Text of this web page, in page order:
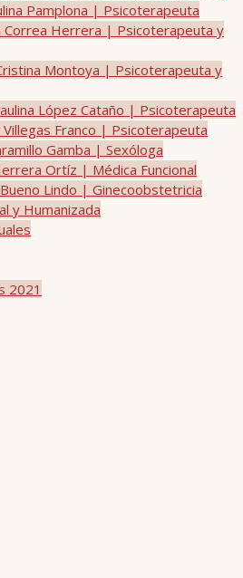
Pamplona | Psicoterapeuta
Correa Herrera | Psicoterapeuta y
Montoya | Psicoterapeuta y
López Cataño | Psicoterapeuta
Villegas Franco | Psicoterapeuta
Gamba | Sexóloga
Ortíz | Médica Funcional
Lindo | Ginecoobstetricia
y Humanizada
2021